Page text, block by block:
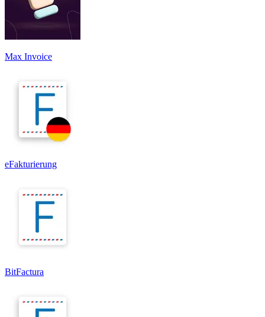
Max Invoice
eFakturierung
BitFactura